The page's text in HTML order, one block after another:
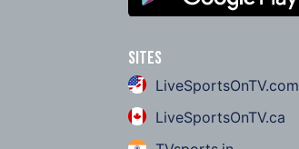
Sites
LiveSportsOnTV.com
LiveSportsOnTV.ca